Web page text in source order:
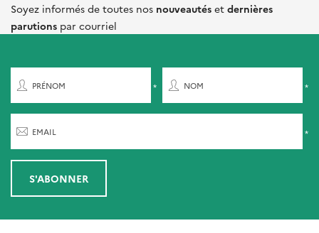
Soyez informés de toutes nos nouveautés et dernières
parutions par courriel
PRÉNOM NOM
EMAIL
S'ABONNER